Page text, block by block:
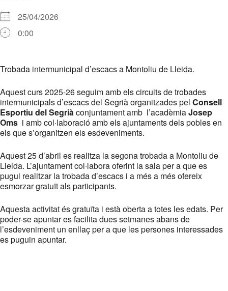
25/04/2026
0:00
Trobada intermunicipal d’escacs a Montoliu de Lleida.
Aquest curs 2025-26 seguim amb els circuits de trobades
intermunicipals d’escacs del Segrià organitzades pel Consell
Esportiu del Segriàconjuntament amb l’acadèmiaJosep
Oms i amb col·laboració amb els ajuntaments dels pobles en
els que s’organitzen els esdeveniments.
Aquest 25 d’abril es realitza la segona trobada a Montoliu de
Lleida. L’ajuntament col·labora oferint la sala per a que es
pugui realitzar la trobada d’escacs i a més a més ofereix
esmorzar gratuït als participants.
Aquesta activitat és gratuïta i està oberta a totes les edats. Per
poder-se apuntar es facilita dues setmanes abans de
l’esdeveniment un enllaç per a que les persones interessades
es puguin apuntar.